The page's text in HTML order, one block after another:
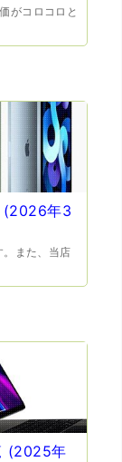
点で数千
ールでの見積
。 対応も丁
ざいます。
がコロコロと
(2026年3
また、当店
(2025年